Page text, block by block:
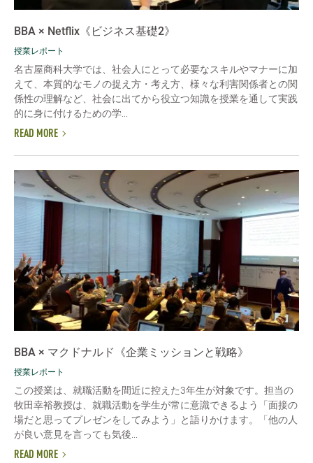
BBA × Netflix《ビジネス基礎2》
授業レポート
名古屋商科大学では、社会人にとって必要なスキルやマナーに加
えて、本質的なモノの捉え方・考え方、様々な利害関係者との関
係性の理解など、社会に出てから役立つ知識を授業を通して実践
的に身に付けるための学...
READ MORE
BBA × マクドナルド《企業ミッションと戦略》
授業レポート
この授業は、就職活動を間近に控えた3年生が対象です。担当の
牧田幸裕教授は、就職活動を学生が常に意識できるよう「面接の
場だと思ってプレゼンをしてみよう」と語りかけます。「他の人
が良い意見を言っても気後...
READ MORE